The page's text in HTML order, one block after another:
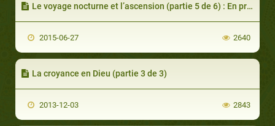
Le voyage nocturne et l’ascension (partie 5 de 6) : En présence de Dieu
2015-06-27 2640
La croyance en Dieu (partie 3 de 3)
2013-12-03 2843